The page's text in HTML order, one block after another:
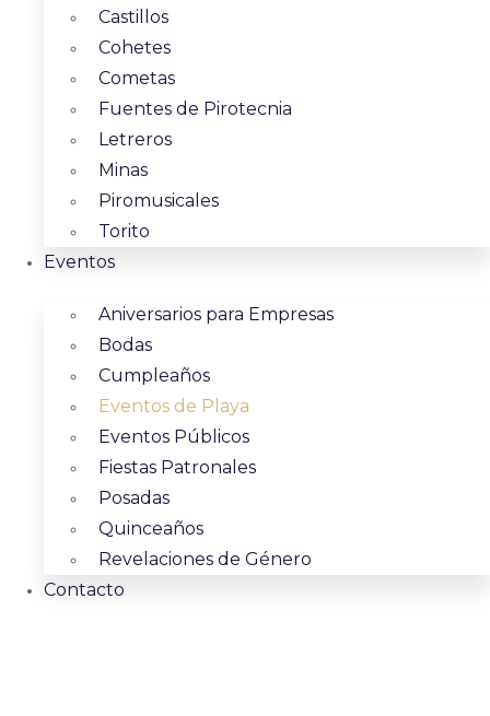
Castillos
Cohetes
Cometas
Fuentes de Pirotecnia
Letreros
Minas
Piromusicales
Torito
Eventos
Aniversarios para Empresas
Bodas
Cumpleaños
Eventos de Playa
Eventos Públicos
Fiestas Patronales
Posadas
Quinceaños
Revelaciones de Género
Contacto